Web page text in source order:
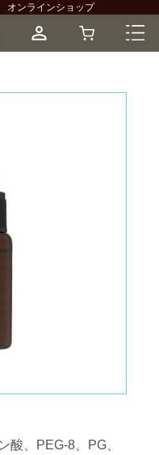
オンラインショップ
酸、PEG-8、PG、